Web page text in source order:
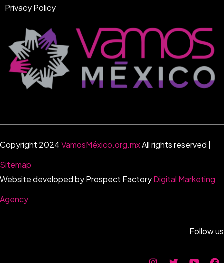
Privacy Policy
Copyright 2024VamosMéxico.org.mxAll rights reserved |
Sitemap
Website developed by Prospect FactoryDigital Marketing
Agency
Follow us